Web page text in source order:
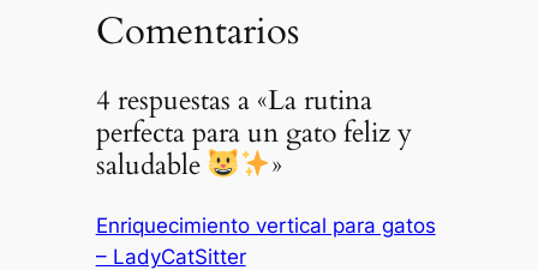
Comentarios
4 respuestas a «La rutina
perfecta para un gato feliz y
saludable
»
Enriquecimiento vertical para gatos
– LadyCatSitter